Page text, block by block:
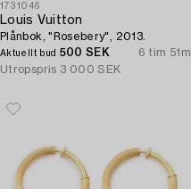
1731046
Louis Vuitton
Plånbok, "Rosebery", 2013.
Aktuellt bud 500 SEK
6 tim 51m
Utropspris 3 000 SEK